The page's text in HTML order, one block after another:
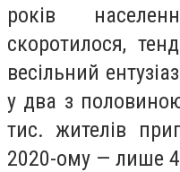
років
скоротилося,
весільний
у два з
тис. жителів
2020-ому — лише